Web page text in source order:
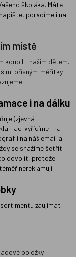
školáka. Máte
poradíme i na
místě
koupili i našim dětem.
přísnými měřítky
i na dálku
(zjevná
vyřídíme i na
na náš email a
se snažíme šetřit
to dovolit, protože
nereklamují.
zaujímat
položky